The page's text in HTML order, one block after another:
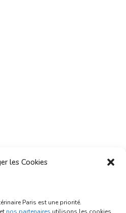
les Cookies
Paris est une priorité.